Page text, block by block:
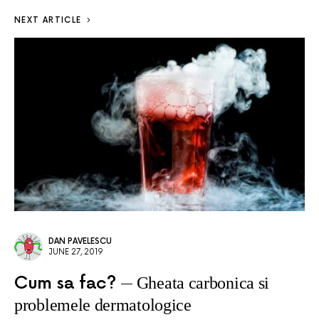
NEXT ARTICLE
DAN PAVELESCU
JUNE 27, 2019
Cum sa fac?
Gheata carbonica si
problemele dermatologice